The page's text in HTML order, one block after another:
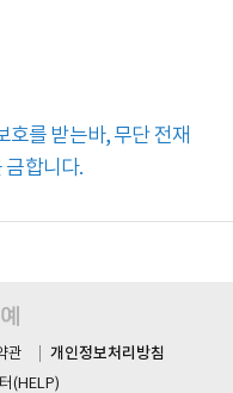
를 받는바, 무단 전재
금합니다.
관 개인정보처리방침
(HELP)